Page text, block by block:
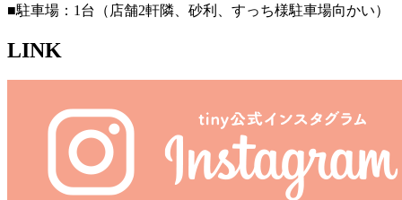
■駐車場：1台（店舗2軒隣、砂利、すっち様駐車場向かい）
LINK